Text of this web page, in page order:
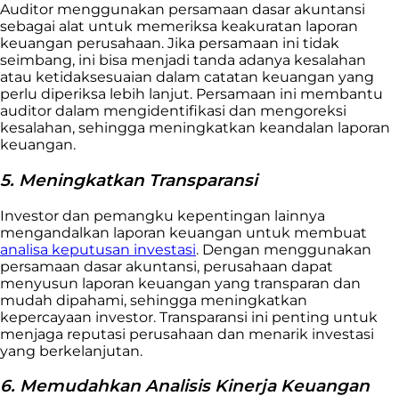
Auditor menggunakan persamaan dasar akuntansi
sebagai alat untuk memeriksa keakuratan laporan
keuangan perusahaan. Jika persamaan ini tidak
seimbang, ini bisa menjadi tanda adanya kesalahan
atau ketidaksesuaian dalam catatan keuangan yang
perlu diperiksa lebih lanjut. Persamaan ini membantu
auditor dalam mengidentifikasi dan mengoreksi
kesalahan, sehingga meningkatkan keandalan laporan
keuangan.
5. Meningkatkan Transparansi
Investor dan pemangku kepentingan lainnya
mengandalkan laporan keuangan untuk membuat
analisa keputusan investasi. Dengan menggunakan
persamaan dasar akuntansi, perusahaan dapat
menyusun laporan keuangan yang transparan dan
mudah dipahami, sehingga meningkatkan
kepercayaan investor. Transparansi ini penting untuk
menjaga reputasi perusahaan dan menarik investasi
yang berkelanjutan.
6. Memudahkan Analisis Kinerja Keuangan